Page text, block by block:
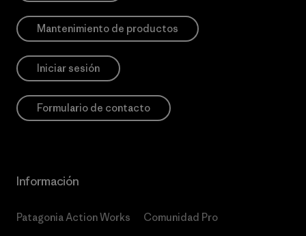
Mantenimiento de productos
Iniciar sesión
Formulario de contacto
Información
Patagonia Action Works Comunidad Pro